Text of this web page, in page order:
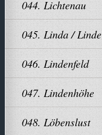
044. Lichtenau
045. Linda / Linde
046. Lindenfeld
047. Lindenhöhe
048. Löbenslust